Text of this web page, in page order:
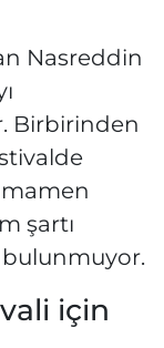
Nasreddin
Birbirinden
şartı
için